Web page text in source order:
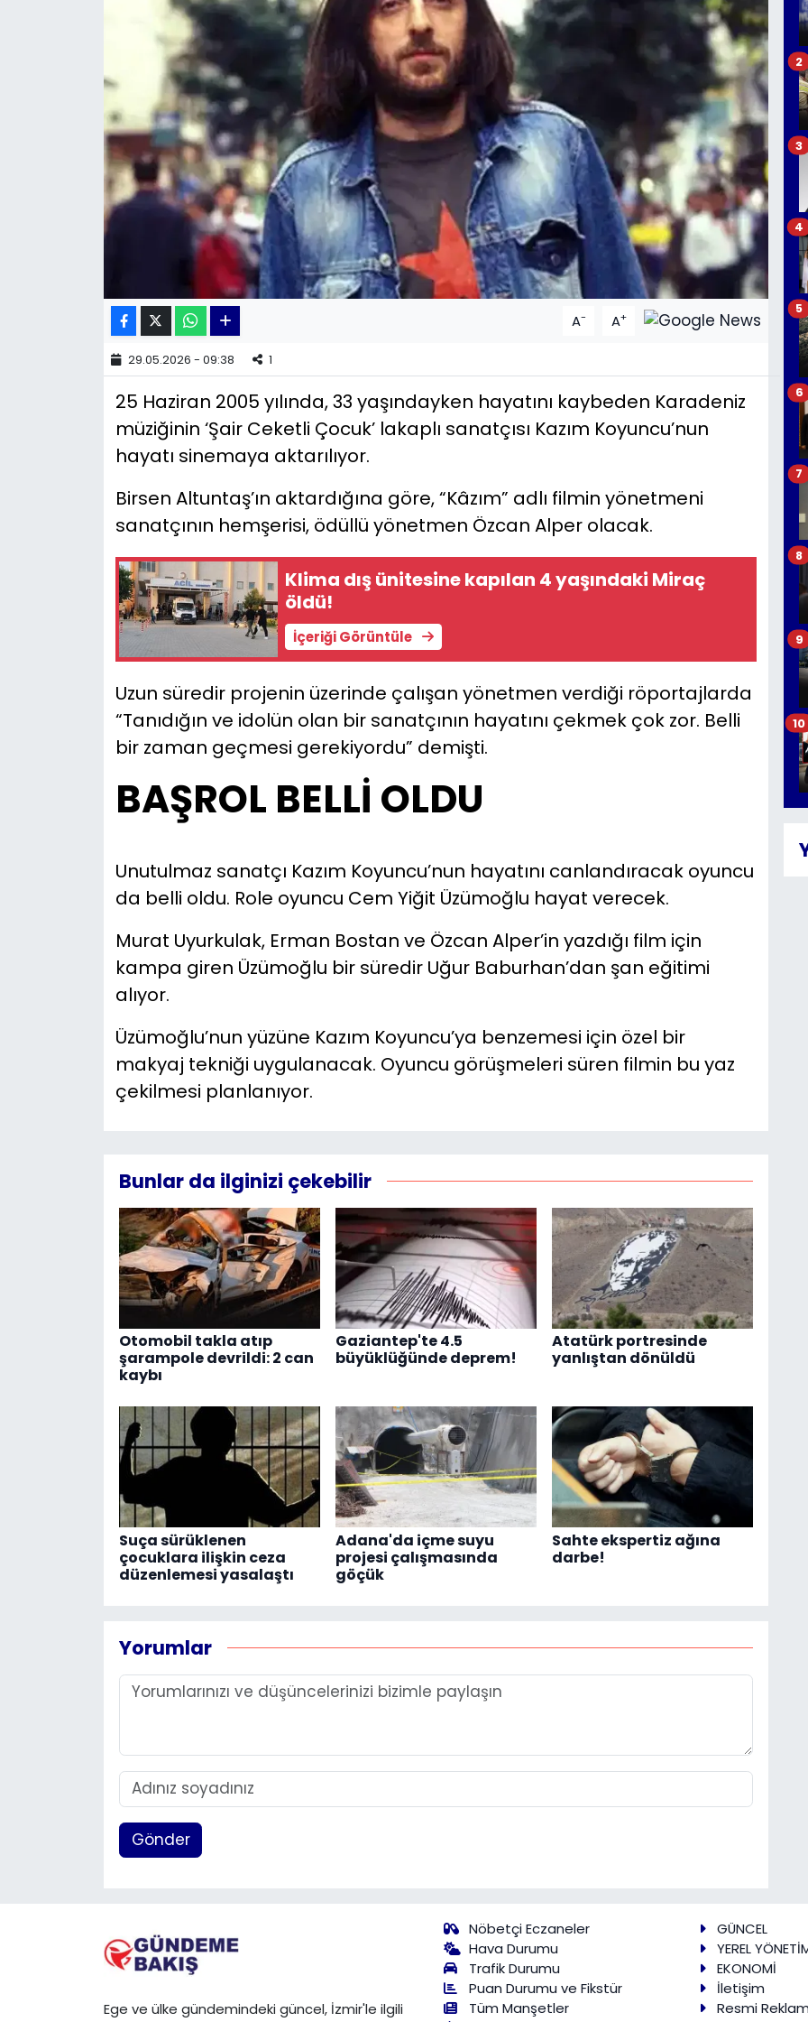
A- A+
29.05.2026 - 09:38 1
25 Haziran 2005 yılında, 33 yaşındayken hayatını kaybeden Karadeniz
müziğinin ‘Şair Ceketli Çocuk’ lakaplı sanatçısı Kazım Koyuncu’nun
hayatı sinemaya aktarılıyor.
Birsen Altuntaş’ın aktardığına göre, “Kâzım” adlı filmin yönetmeni
sanatçının hemşerisi, ödüllü yönetmen Özcan Alper olacak.
Klima dış ünitesine kapılan 4 yaşındaki Miraç
öldü!
İçeriği Görüntüle
Uzun süredir projenin üzerinde çalışan yönetmen verdiği röportajlarda
“Tanıdığın ve idolün olan bir sanatçının hayatını çekmek çok zor. Belli
bir zaman geçmesi gerekiyordu” demişti.
BAŞROL BELLİ OLDU
Unutulmaz sanatçı Kazım Koyuncu’nun hayatını canlandıracak oyuncu
da belli oldu. Role oyuncu Cem Yiğit Üzümoğlu hayat verecek.
Murat Uyurkulak, Erman Bostan ve Özcan Alper’in yazdığı film için
kampa giren Üzümoğlu bir süredir Uğur Baburhan’dan şan eğitimi
alıyor.
Üzümoğlu’nun yüzüne Kazım Koyuncu’ya benzemesi için özel bir
makyaj tekniği uygulanacak. Oyuncu görüşmeleri süren filmin bu yaz
çekilmesi planlanıyor.
Bunlar da ilginizi çekebilir
Otomobil takla atıp
şarampole devrildi: 2 can
kaybı
Gaziantep'te 4.5
büyüklüğünde deprem!
Atatürk portresinde
yanlıştan dönüldü
Suça sürüklenen
çocuklara ilişkin ceza
düzenlemesi yasalaştı
Adana'da içme suyu
projesi çalışmasında
göçük
Sahte ekspertiz ağına
darbe!
Yorumlar
Gönder
2
3
4
5
6
7
8
9
10
Ege ve ülke gündemindeki güncel, İzmir'le ilgili
Nöbetçi Eczaneler
Hava Durumu
Trafik Durumu
Puan Durumu ve Fikstür
Tüm Manşetler
GÜNCEL
YEREL
EKONOMİ
İletişim
Resmi Reklam
KÜLTÜR SANAT
MAGAZİN
POLİTİKA
SAĞLIK
Siyaset
TEKNOLOJİ
YEREL POLİTİKA
YEREL YÖNETİMLER